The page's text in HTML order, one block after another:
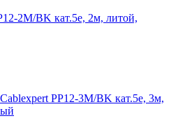
2M/BK кат.5e, 2м, литой,